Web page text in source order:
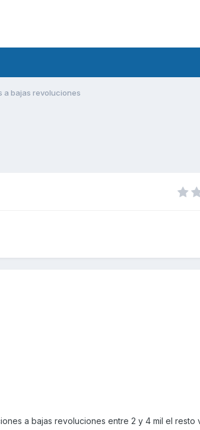
a bajas revoluciones
a bajas revoluciones entre 2 y 4 mil el resto